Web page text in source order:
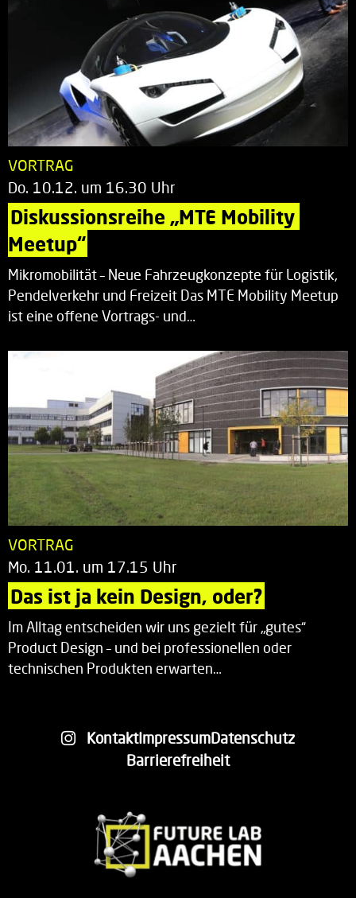
VORTRAG
Do. 10.12. um 16.30 Uhr
Diskussionsreihe „MTE Mobility
Meetup“
Mikromobilität – Neue Fahrzeugkonzepte für Logistik,
Pendelverkehr und Freizeit Das MTE Mobility Meetup
ist eine offene Vortrags- und…
VORTRAG
Mo. 11.01. um 17.15 Uhr
Das ist ja kein Design, oder?
Im Alltag entscheiden wir uns gezielt für „gutes“
Product Design – und bei professionellen oder
technischen Produkten erwarten…
KontaktImpressumDatenschutz
Barrierefreiheit